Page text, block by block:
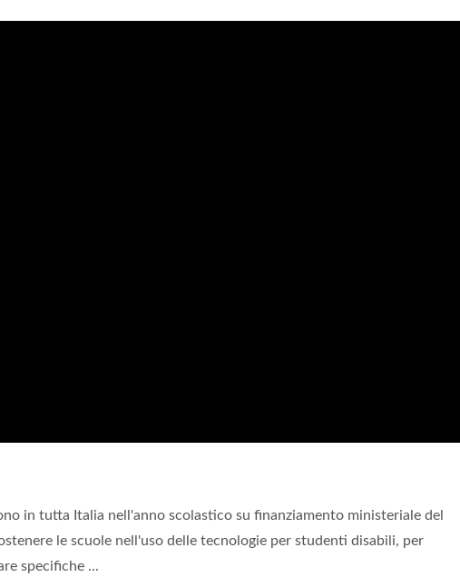
in tutta Italia nell'anno scolastico su finanziamento ministeriale del
le scuole nell'uso delle tecnologie per studenti disabili, per
specifiche ...